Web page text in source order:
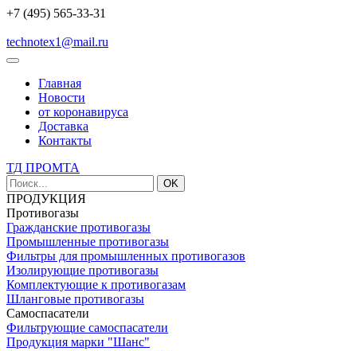
+7 (495) 565-33-31
technotex1@mail.ru
Главная
Новости
от коронавируса
Доставка
Контакты
ТД ПРОМТА
OK
ПРОДУКЦИЯ
Противогазы
Гражданские противогазы
Промышленные противогазы
Фильтры для промышленных противогазов
Изолирующие противогазы
Комплектующие к противогазам
Шланговые противогазы
Самоспасатели
Фильтрующие самоспасатели
Продукция марки "Шанс"